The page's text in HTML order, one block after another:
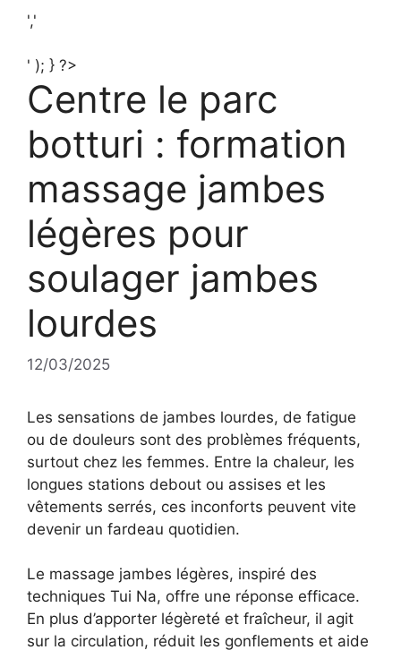
','
' ); } ?>
Centre le parc
botturi : formation
massage jambes
légères pour
soulager jambes
lourdes
12/03/2025
Les sensations de jambes lourdes, de fatigue
ou de douleurs sont des problèmes fréquents,
surtout chez les femmes. Entre la chaleur, les
longues stations debout ou assises et les
vêtements serrés, ces inconforts peuvent vite
devenir un fardeau quotidien.
Le massage jambes légères, inspiré des
techniques Tui Na, offre une réponse efficace.
En plus d’apporter légèreté et fraîcheur, il agit
sur la circulation, réduit les gonflements et aide